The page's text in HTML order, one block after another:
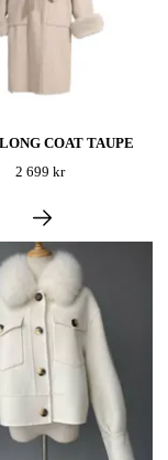
COAT TAUPE
2 699 kr